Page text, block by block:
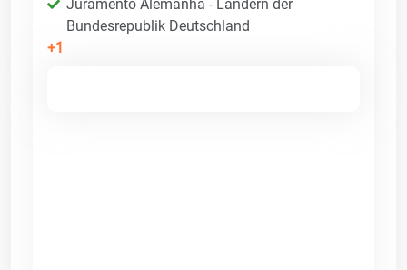
Juramento Alemanha - Ländern der
Bundesrepublik Deutschland
+1